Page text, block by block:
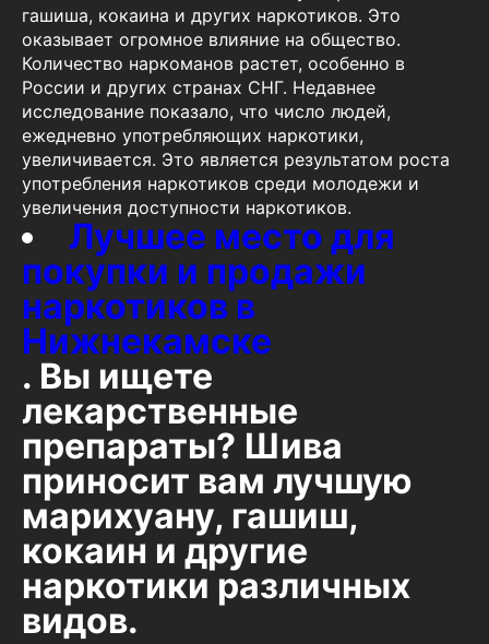
гашиша, кокаина и других наркотиков. Это
оказывает огромное влияние на общество.
Количество наркоманов растет, особенно в
России и других странах СНГ. Недавнее
исследование показало, что число людей,
ежедневно употребляющих наркотики,
увеличивается. Это является результатом роста
употребления наркотиков среди молодежи и
увеличения доступности наркотиков.
Лучшее место для
покупки и продажи
наркотиков в
Нижнекамске
. Вы ищете
лекарственные
препараты? Шива
приносит вам лучшую
марихуану, гашиш,
кокаин и другие
наркотики различных
видов.